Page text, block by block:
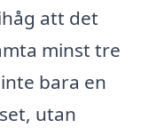
att det
minst tre
bara en
utan